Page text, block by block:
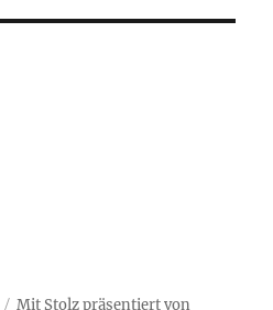
Mit Stolz präsentiert von